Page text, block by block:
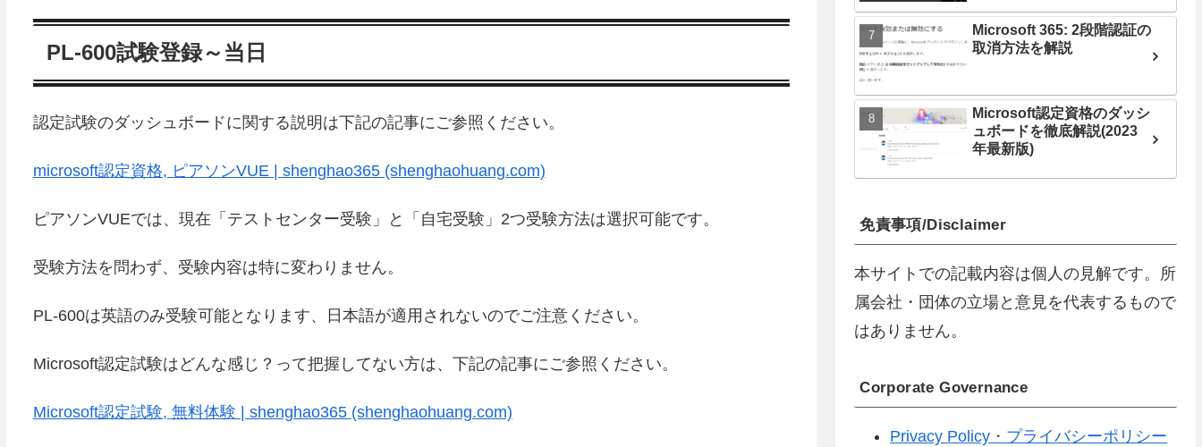
PL-600試験登録～当日
認定試験のダッシュボードに関する説明は下記の記事にご参照ください。
microsoft認定資格, ピアソンVUE | shenghao365 (shenghaohuang.com)
ピアソンVUEでは、現在「テストセンター受験」と「自宅受験」2つ受験方法は選択可能です。
受験方法を問わず、受験内容は特に変わりません。
PL-600は英語のみ受験可能となります、日本語が適用されないのでご注意ください。
Microsoft認定試験はどんな感じ？って把握してない方は、下記の記事にご参照ください。
Microsoft認定試験, 無料体験 | shenghao365 (shenghaohuang.com)
Microsoft 365: 2段階認証の
取消方法を解説
Microsoft認定資格のダッシ
ュボードを徹底解説(2023
年最新版)
免責事項/Disclaimer
本サイトでの記載内容は個人の見解です。所
属会社・団体の立場と意見を代表するもので
はありません。
Corporate Governance
Privacy Policy・プライバシーポリシー